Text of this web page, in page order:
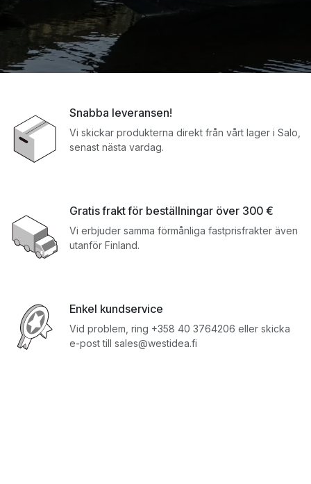
Snabba leveransen!
Vi skickar produkterna direkt från vårt lager i Salo,
senast nästa vardag.
Gratis frakt för beställningar över 300 €
Vi erbjuder samma förmånliga fastprisfrakter även
utanför Finland.
Enkel kundservice
Vid problem, ring +358 40 3764206 eller skicka
e-post till sales@westidea.fi